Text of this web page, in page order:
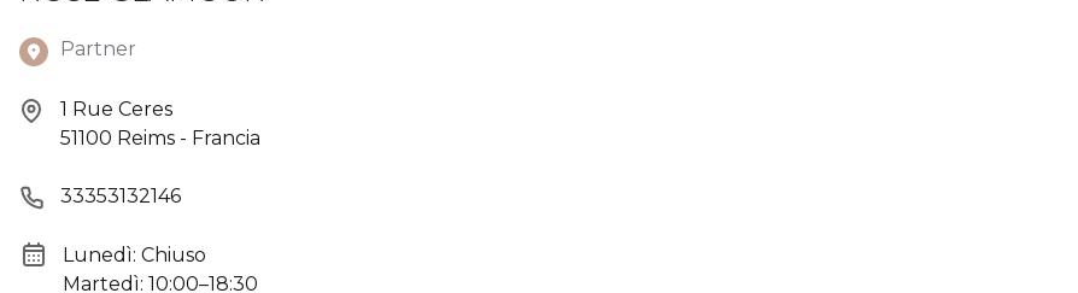
Partner
1 Rue Ceres
51100 Reims - Francia
33353132146
Lunedì: Chiuso
Martedì: 10:00–18:30